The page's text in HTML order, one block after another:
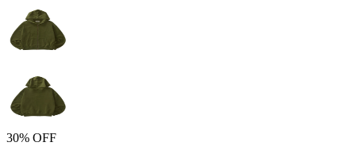
30% OFF